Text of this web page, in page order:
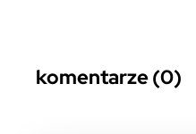
komentarze (0)